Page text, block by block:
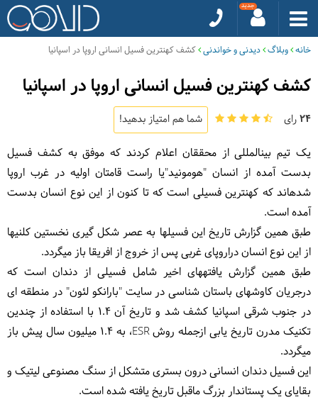
خانه وبلاگ دیدنی و خواندنی کشف کهن‎ترین فسیل انسانی اروپا در اسپانیا
کشف کهن‎ترین فسیل انسانی اروپا در اسپانیا
24رای شما هم امتیاز بدهید!
یک تیم بین‎المللی از محققان اعلام کردند که موفق به کشف فسیل
بدست آمده از انسان "هومونید"یا راست قامتان اولیه در غرب اروپا
شده‎اند که کهن‎ترین فسیلی است که تا کنون از این نوع انسان بدست
آمده است.
طبق همین گزارش تاریخ این فسیل‎ها به عصر شکل گیری نخستین کلنی‎ها
از این نوع انسان دراروپای غربی پس از خروج از افریقا باز می‎گردد.
طبق همین گزارش یافته‎های اخیر شامل فسیلی از دندان است که
درجریان کاوش‎های باستان شناسی در سایت "بارانکو لئون" در منطقه ای
در جنوب شرقی اسپانیا کشف شد و تاریخ آن 1.4 با استفاده از چندین
تکنیک مدرن تاریخ یابی ازجمله روش ESR، به 1.4 میلیون سال پیش باز
می‎گردد.
این فسیل دندان انسانی درون بستری متشکل از سنگ مصنوعی لیتیک و
بقایای یک پستاندار بزرگ ماقبل تاریخ یافته شده است.